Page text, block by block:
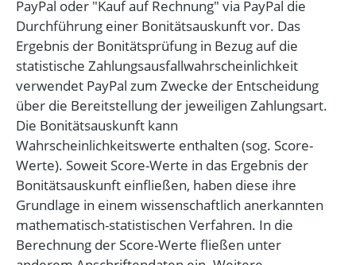
PayPal oder "Kauf auf Rechnung" via PayPal die
Durchführung einer Bonitätsauskunft vor. Das
Ergebnis der Bonitätsprüfung in Bezug auf die
statistische Zahlungsausfallwahrscheinlichkeit
verwendet PayPal zum Zwecke der Entscheidung
über die Bereitstellung der jeweiligen Zahlungsart.
Die Bonitätsauskunft kann
Wahrscheinlichkeitswerte enthalten (sog. Score-
Werte). Soweit Score-Werte in das Ergebnis der
Bonitätsauskunft einfließen, haben diese ihre
Grundlage in einem wissenschaftlich anerkannten
mathematisch-statistischen Verfahren. In die
Berechnung der Score-Werte fließen unter